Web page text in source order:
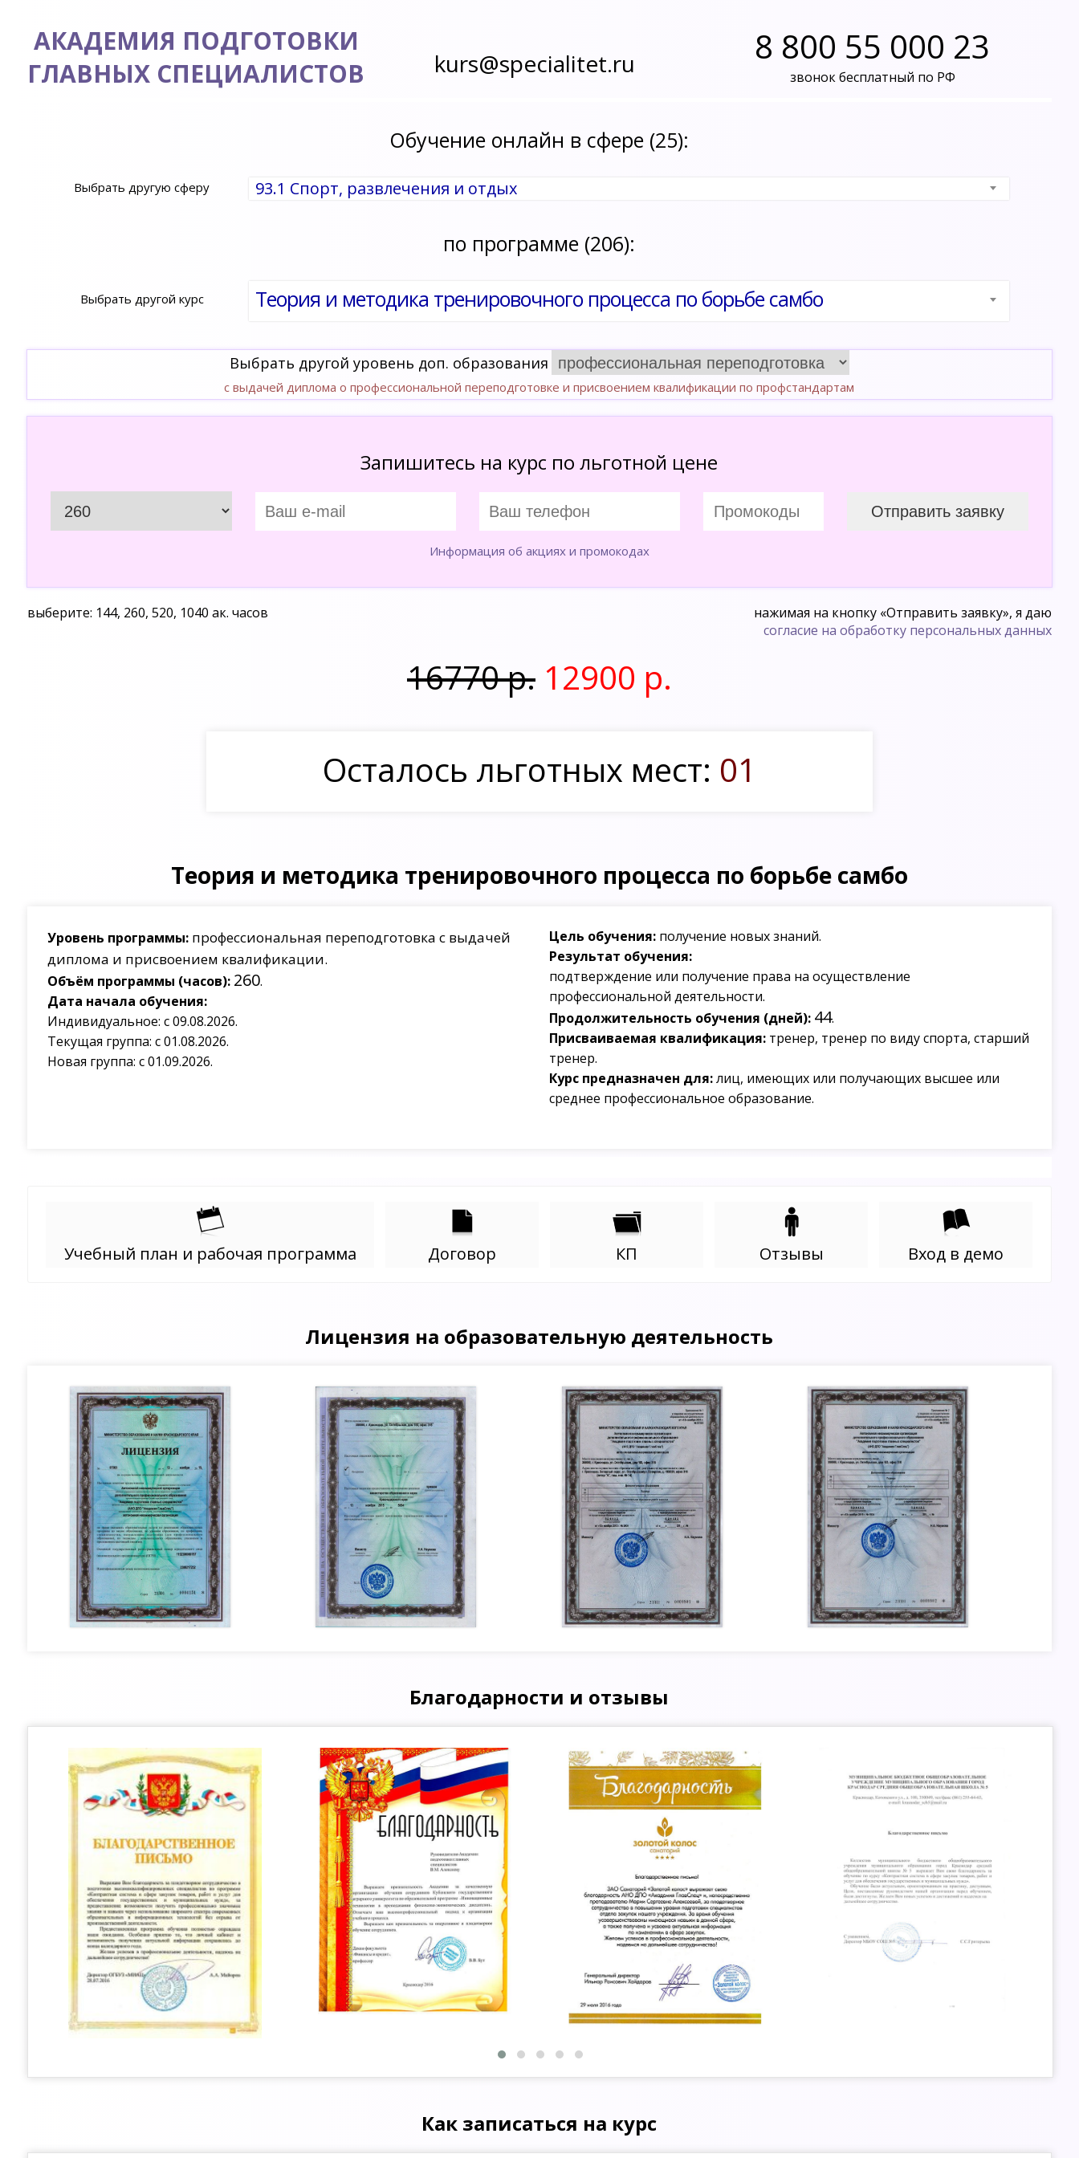
АКАДЕМИЯ ПОДГОТОВКИ
ГЛАВНЫХ СПЕЦИАЛИСТОВ
kurs@specialitet.ru 8 800 55 000 23
звонок бесплатный по РФ
Обучение онлайн в сфере (25):
Выбрать другую сферу 93.1 Спорт, развлечения и отдых
по программе (206):
Выбрать другой курс Теория и методика тренировочного процесса по борьбе самбо
Выбрать другой уровень доп. образования
с выдачей диплома о профессиональной переподготовке и присвоением квалификации по профстандартам
Запишитесь на курс по льготной цене
Информация об акциях и промокодах
выберите: 144, 260, 520, 1040 ак. часов
нажимая на кнопку «Отправить заявку», я даю
согласие на обработку персональных данных
16770 р. 12900 р.
Осталось льготных мест: 01
Теория и методика тренировочного процесса по борьбе самбо
Уровень программы: профессиональная переподготовка с выдачей
диплома и присвоением квалификации.
Объём программы (часов): 260.
Дата начала обучения:
Индивидуальное: с 09.08.2026.
Текущая группа: с 01.08.2026.
Новая группа: с 01.09.2026.
Цель обучения: получение новых знаний.
Результат обучения:
подтверждение или получение права на осуществление
профессиональной деятельности.
Продолжительность обучения (дней): 44.
Присваиваемая квалификация: тренер, тренер по виду спорта, старший
тренер.
Курс предназначен для:лиц, имеющих или получающих высшее или
среднее профессиональное образование.
Учебный план и рабочая программа Договор КП Отзывы Вход в демо
Лицензия на образовательную деятельность
Благодарности и отзывы
Как записаться на курс